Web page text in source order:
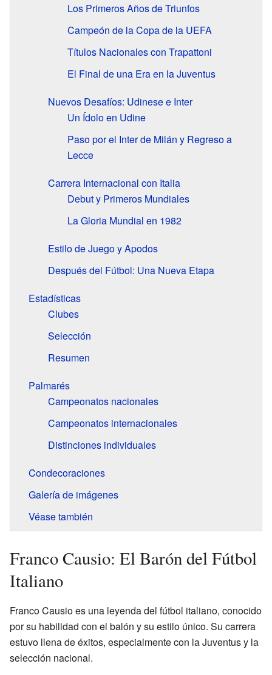
Los Primeros Años de Triunfos
Campeón de la Copa de la UEFA
Títulos Nacionales con Trapattoni
El Final de una Era en la Juventus
Nuevos Desafíos: Udinese e Inter
Un Ídolo en Udine
Paso por el Inter de Milán y Regreso a
Lecce
Carrera Internacional con Italia
Debut y Primeros Mundiales
La Gloria Mundial en 1982
Estilo de Juego y Apodos
Después del Fútbol: Una Nueva Etapa
Estadísticas
Clubes
Selección
Resumen
Palmarés
Campeonatos nacionales
Campeonatos internacionales
Distinciones individuales
Condecoraciones
Galería de imágenes
Véase también
Franco Causio: El Barón del Fútbol
Italiano
Franco Causio es una leyenda del fútbol italiano, conocido
por su habilidad con el balón y su estilo único. Su carrera
estuvo llena de éxitos, especialmente con la Juventus y la
selección nacional.